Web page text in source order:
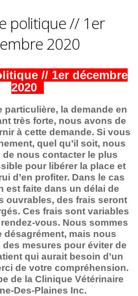
politique // 1er
2020
// 1er décembre
2020
particulière, la demande en
très forte, nous avons de
à cette demande. Si vous
quel qu’il soit, nous
nous contacter le plus
pour libérer la place et
d’en profiter. Dans le cas
est faite dans un délai de
ouvrables, des frais seront
Ces frais sont variables
vous. Nous sommes
désagrément, mais nous
mesures pour éviter de
qui aurait besoin d’un
de votre compréhension.
de la Clinique Vétérinaire
Des-Plaines Inc.